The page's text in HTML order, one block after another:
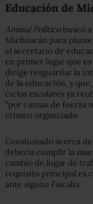
Educación de
Animal Políticobuscó a
Michoacán para
el secretario de
en primer lugar que
dirige resguardar la
de la educación, y
ciclos escolares ya
“por causas de fuerza
crimen organizado.
Cuestionado acerca
debería cumplir la
cambio de lugar de
requisito principal es
ante alguna Fiscalía.